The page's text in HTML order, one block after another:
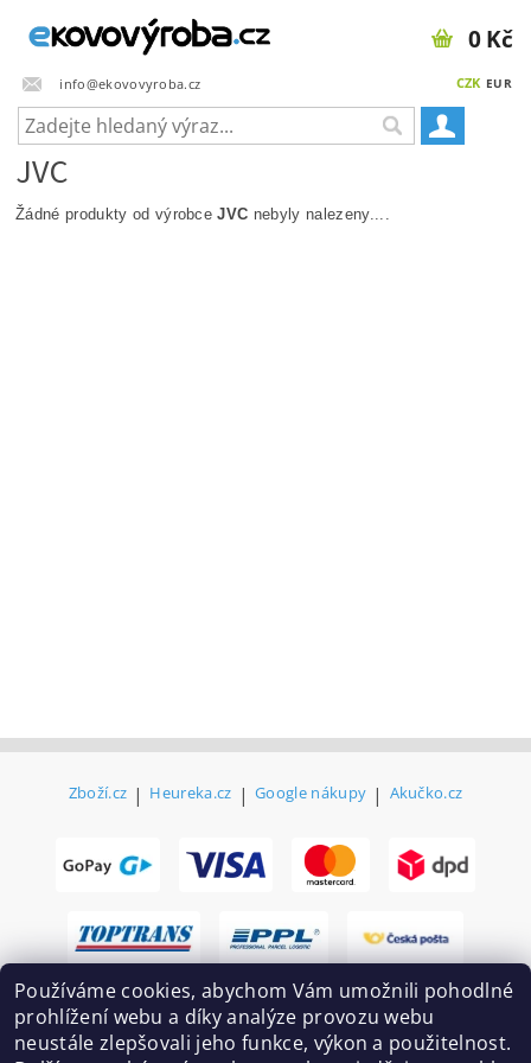
info@ekovovyroba.cz CZK EUR
0 Kč
JVC
Žádné produkty od výrobceJVC nebyly nalezeny....
Zboží.cz | Heureka.cz | Google nákupy | Akučko.cz
Používáme cookies, abychom Vám umožnili pohodlné
prohlížení webu a díky analýze provozu webu
neustále zlepšovali jeho funkce, výkon a použitelnost.